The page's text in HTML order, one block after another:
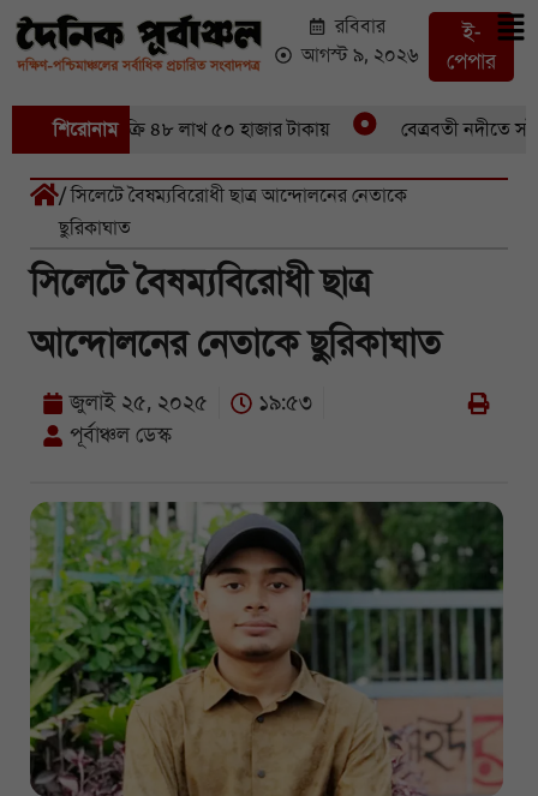
রবিবার
আগস্ট ৯, ২০২৬
ই-
পেপার
শিরোনাম
মণ ইলিশবিক্রি ৪৮ লাখ ৫০ হাজার টাকায় বেত্রবতী নদীতে সাঁকো
/ সিলেটে বৈষম্যবিরোধী ছাত্র আন্দোলনের নেতাকে
ছুরিকাঘাত
সিলেটে বৈষম্যবিরোধী ছাত্র
আন্দোলনের নেতাকে ছুরিকাঘাত
জুলাই ২৫, ২০২৫
১৯:৫৩
পূর্বাঞ্চল ডেস্ক